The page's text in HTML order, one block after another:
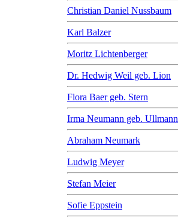
Christian Daniel Nussbaum
Karl Balzer
Moritz Lichtenberger
Dr. Hedwig Weil geb. Lion
Flora Baer geb. Stern
Irma Neumann geb. Ullmann
Abraham Neumark
Ludwig Meyer
Stefan Meier
Sofie Eppstein